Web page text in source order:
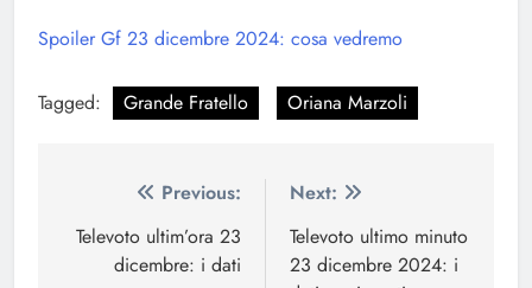
Spoiler Gf 23 dicembre 2024: cosa vedremo
Tagged: Grande Fratello Oriana Marzoli
Navigazione
articoli
Previous:
Televoto ultim’ora 23
dicembre: i dati
Next:
Televoto ultimo minuto
23 dicembre 2024: i